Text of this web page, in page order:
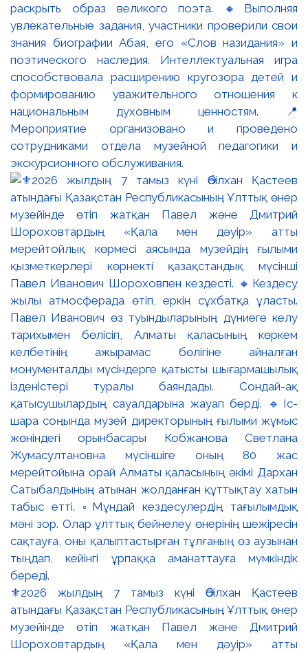
раскрыть образ великого поэта. 🔸Выполняя
увлекательные задания, участники проверили свои
знания биографии Абая, его «Слов назидания» и
поэтического наследия. Интеллектуальная игра
способствовала расширению кругозора детей и
формированию уважительного отношения к
национальным духовным ценностям. 📍
Мероприятие организовано и проведено
сотрудниками отдела музейной педагогики и
экскурсионного обслуживания.
⚜️2026 жылдың 7 тамыз күні Әбілхан Қастеев
атындағы Қазақстан Республикасының Ұлттық өнер
музейінде өтіп жатқан Павел және Дмитрий
Шороховтардың «Қала мен дәуір» атты